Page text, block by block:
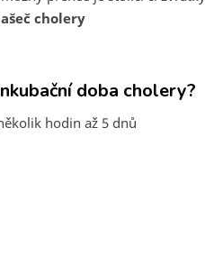
cholery
doba cholery?
hodin až 5 dnů